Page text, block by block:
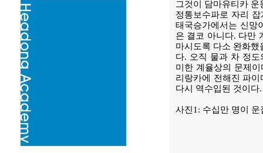
그것이 담마유티카
정통보수파로 자리
태국승가에서는 신망
은 결코 아니다. 다만
마시도록 다소 완화
다. 오직 물과 차 정
미한 계율상의 문제
리랑카에 전해진 파
다시 역수입된 것이다.
사진1: 수십만 명이